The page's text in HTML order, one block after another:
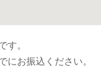
す。
にお振込ください。